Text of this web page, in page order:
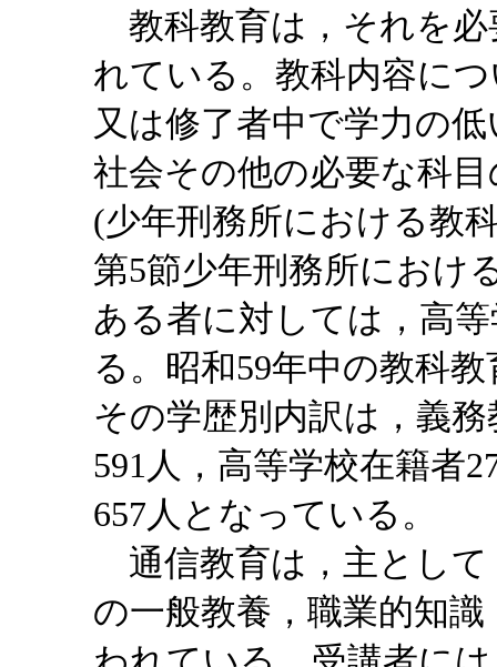
教科教育は，それを必
れている。教科内容に
又は修了者中で学力の
社会その他の必要な科
(少年刑務所における教
第5節少年刑務所におけ
ある者に対しては，高
る。昭和59年中の教科
その学歴別内訳は，義
591人，高等学校在籍者
657人となっている。
通信教育は，主として
の一般教養，職業的知